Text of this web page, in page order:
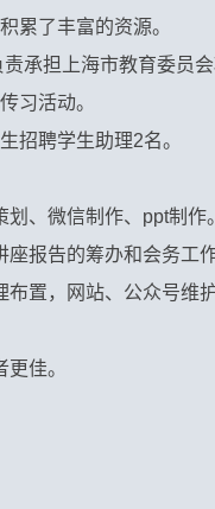
累了丰富的资源。
承担上海市教育委员
习活动。
招聘学生助理2名。
、微信制作、 ppt制作
座报告的筹办和会务工
布置，网站、公众号维
佳。